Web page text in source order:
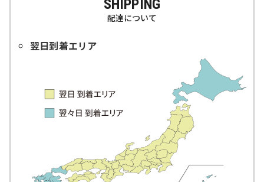
SHIPPING
配達について
翌日到着エリア